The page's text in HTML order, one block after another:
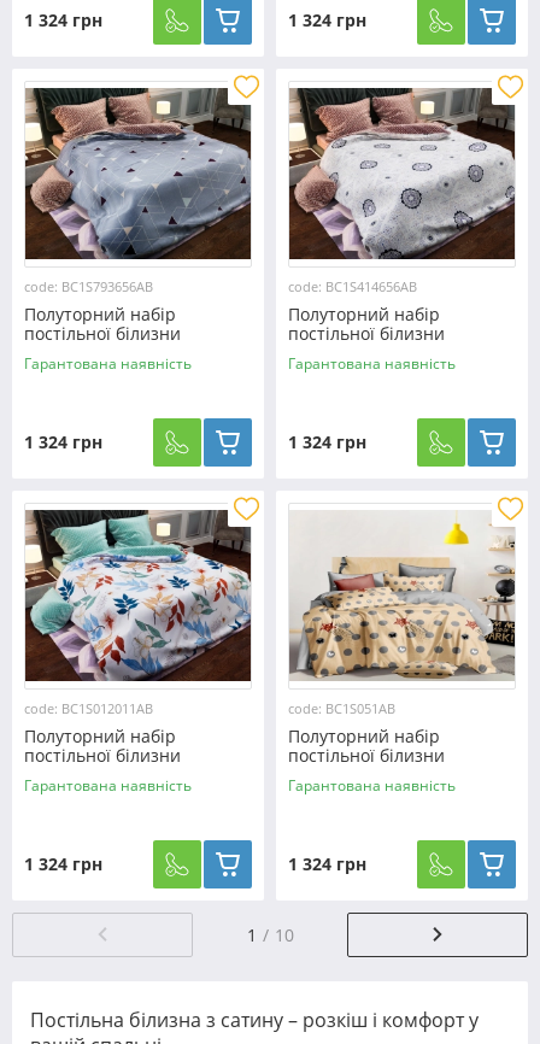
1 324 грн 1 324 грн
code: BC1S793656AB
Полуторний набір
постільної білизни
150*220 із Сатину
№793656AB Черешенка™
Гарантована наявність
1 324 грн
code: BC1S414656AB
Полуторний набір
постільної білизни
150*220 із Сатину
№414656AB Черешенка™
Гарантована наявність
1 324 грн
code: BC1S012011AB
Полуторний набір
постільної білизни
150*220 із Сатину
№012011AB Черешенка™
Гарантована наявність
1 324 грн
code: BC1S051AB
Полуторний набір
постільної білизни
150*220 із Сатину №051AB
Черешенка™
Гарантована наявність
1 324 грн
1 10
Постільна білизна з сатину – розкіш і комфорт у